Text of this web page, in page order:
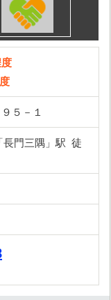
５－１
長門三隅」駅 徒